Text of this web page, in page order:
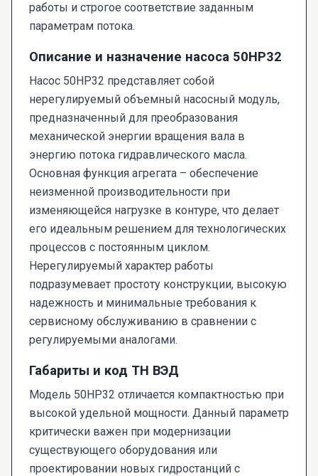
работы и строгое соответствие заданным
параметрам потока.
Описание и назначение насоса 50НР32
Насос 50НР32 представляет собой
нерегулируемый объемный насосный модуль,
предназначенный для преобразования
механической энергии вращения вала в
энергию потока гидравлического масла.
Основная функция агрегата – обеспечение
неизменной производительности при
изменяющейся нагрузке в контуре, что делает
его идеальным решением для технологических
процессов с постоянным циклом.
Нерегулируемый характер работы
подразумевает простоту конструкции, высокую
надежность и минимальные требования к
сервисному обслуживанию в сравнении с
регулируемыми аналогами.
Габариты и код ТН ВЭД
Модель 50НР32 отличается компактностью при
высокой удельной мощности. Данный параметр
критически важен при модернизации
существующего оборудования или
проектировании новых гидростанций с